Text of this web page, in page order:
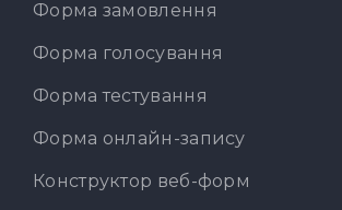
Форма замовлення
Форма голосування
Форма тестування
Форма онлайн-запису
Конструктор веб-форм